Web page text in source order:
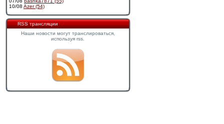
10/08 Azer (54)
RSS трансляции
Наши новости могут транслироваться,
используя rss.